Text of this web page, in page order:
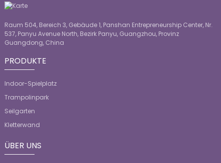
Raum 504, Bereich 3, Gebäude 1, Panshan Entrepreneurship Center, Nr.
537, Panyu Avenue North, Bezirk Panyu, Guangzhou, Provinz
Guangdong, China
PRODUKTE
Indoor-Spielplatz
Trampolinpark
Seilgarten
Kletterwand
ÜBER UNS